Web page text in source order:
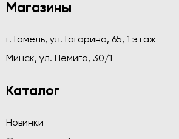
Магазины
г. Гомель, ул. Гагарина, 65, 1 этаж
Минск, ул. Немига, 30/1
Каталог
Новинки